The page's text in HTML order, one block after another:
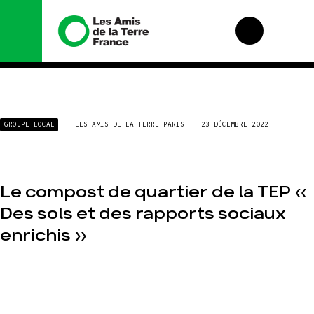
Nous connaître
Histoire
méthodes
fonctionnement
campagnes
grand enfumage
Mode : une
tendance
GROUPE LOCAL LES AMIS DE LA TERRE PARIS 23 DÉCEMBRE 2022
Le compost de quartier de la TEP «
Des sols et des rapports sociaux
enrichis »